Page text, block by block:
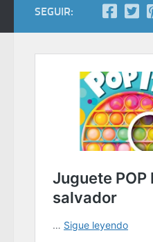
SEGUIR: